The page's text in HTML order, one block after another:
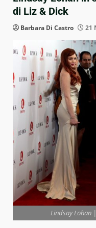
di Liz & Dick
Barbara Di Castro 21
Lindsay Lohan